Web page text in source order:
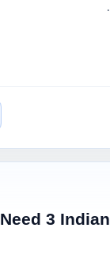
Need 3